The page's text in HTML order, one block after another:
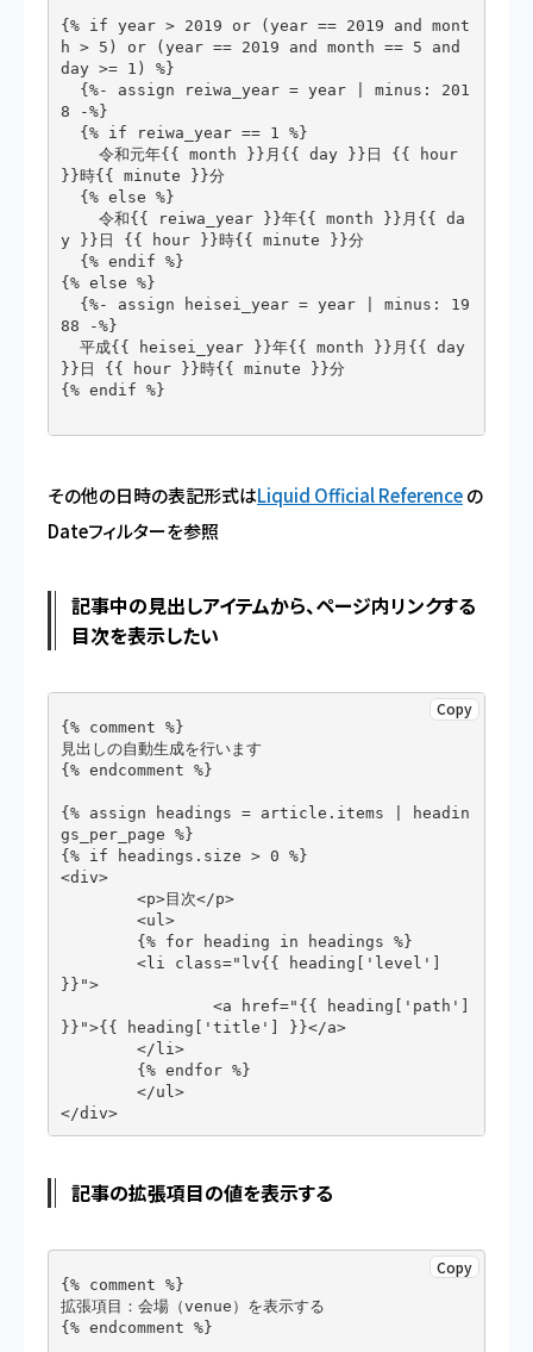
{% if year > 2019 or (year == 2019 and mont
h > 5) or (year == 2019 and month == 5 and
day >= 1) %}
8 -%}
}}時{{ minute }}分
y }}日 {{ hour }}時{{ minute }}分
{% else %}
88 -%}
}}日 {{ hour }}時{{ minute }}分
{% endif %}
その他の日時の表記形式はLiquid Official Referenceの
Dateフィルターを参照
記事中の見出しアイテムから、ページ内リンクする
目次を表示したい
Copy
{% comment %}
見出しの自動生成を行います
{% endcomment %}
{% assign headings = article.items | headin
gs_per_page %}
{% if headings.size > 0 %}
<div>
}}">
}}">{{ heading['title'] }}</a>
</div>
記事の拡張項目の値を表示する
Copy
{% comment %}
拡張項目：会場（venue）を表示する
{% endcomment %}